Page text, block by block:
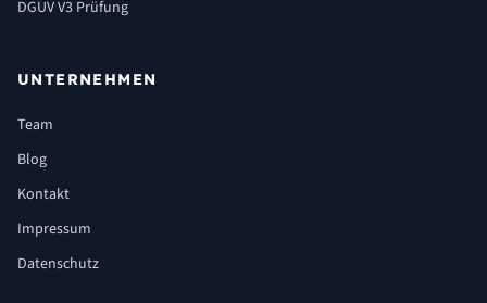
DGUV V3 Prüfung
UNTERNEHMEN
Team
Blog
Kontakt
Impressum
Datenschutz